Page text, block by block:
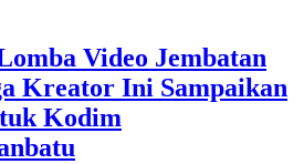
Video Jembatan
Kreator Ini Sampaikan
Kodim